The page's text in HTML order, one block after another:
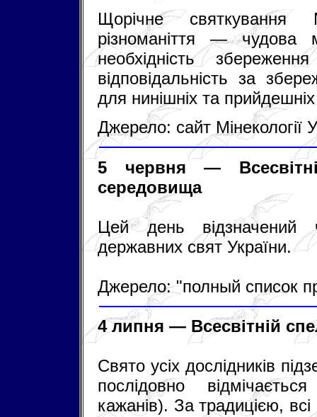
Щорічне святкування
різноманіття — чудова
необхідність
відповідальність за
для нинішніх та
Джерело: сайт Мінекології
5 червня —
середовища
Цей день відзначений
державних свят України.
Джерело: "полный список
4 липня — Всесвітній
Свято усіх дослідників
послідовно
кажанів). За традицією,